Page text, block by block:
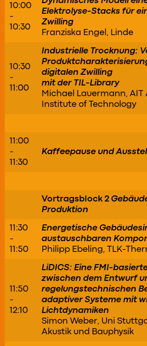
10:00
-
10:30
Elektrolyse-Stacks für
Zwilling
Franziska Engel, Linde
10:30
-
11:00
Industrielle Trocknung:
digitalen Zwilling
mit der TIL-Library
Michael Lauermann, AIT
Institute of Technology
11:00
-
11:30
Kaffeepause und
Vortragsblock 2
Produktion
11:30
-
11:50
Energetische
austauschbaren
Philipp Ebeling, TLK-
11:50
-
12:10
LiDICS: Eine FMI-
zwischen dem Entwurf
regelungstechnischen
adaptiver Systeme mit
Lichtdynamiken
Simon Weber, Uni
Akustik und Bauphysik